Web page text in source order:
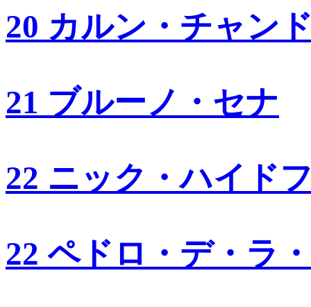
20 カルン・チャン
21 ブルーノ・セナ
22 ニック・ハイド
22 ペドロ・デ・ラ